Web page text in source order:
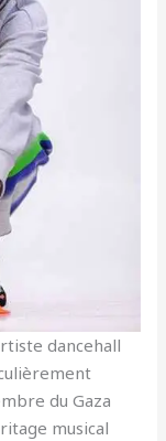
dancehall
du Gaza
musical